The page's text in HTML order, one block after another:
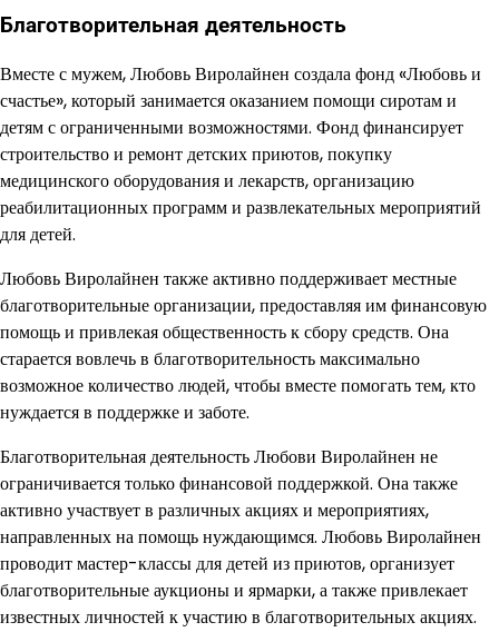
Благотворительная деятельность
Вместе с мужем, Любовь Виролайнен создала фонд «Любовь и
счастье», который занимается оказанием помощи сиротам и
детям с ограниченными возможностями. Фонд финансирует
строительство и ремонт детских приютов, покупку
медицинского оборудования и лекарств, организацию
реабилитационных программ и развлекательных мероприятий
для детей.
Любовь Виролайнен также активно поддерживает местные
благотворительные организации, предоставляя им финансовую
помощь и привлекая общественность к сбору средств. Она
старается вовлечь в благотворительность максимально
возможное количество людей, чтобы вместе помогать тем, кто
нуждается в поддержке и заботе.
Благотворительная деятельность Любови Виролайнен не
ограничивается только финансовой поддержкой. Она также
активно участвует в различных акциях и мероприятиях,
направленных на помощь нуждающимся. Любовь Виролайнен
проводит мастер-классы для детей из приютов, организует
благотворительные аукционы и ярмарки, а также привлекает
известных личностей к участию в благотворительных акциях.